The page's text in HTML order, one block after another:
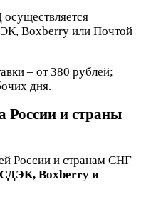
осуществляется
Boxberry или Почтой
– от 380 рублей;
дня.
России и страны
России и странам СНГ
Boxberry и